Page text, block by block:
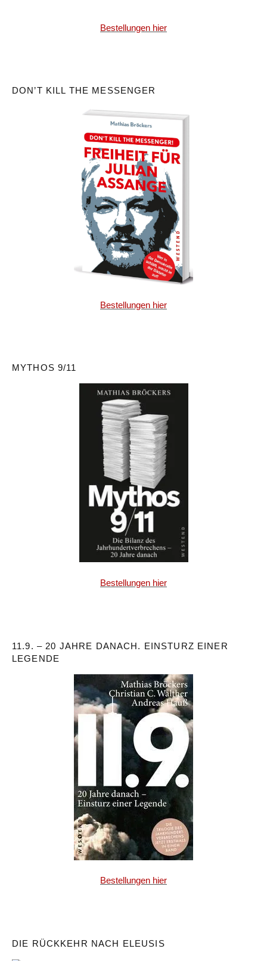
Bestellungen hier
DON’T KILL THE MESSENGER
Bestellungen hier
MYTHOS 9/11
Bestellungen hier
11.9. – 20 JAHRE DANACH. EINSTURZ EINER
LEGENDE
Bestellungen hier
DIE RÜCKKEHR NACH ELEUSIS